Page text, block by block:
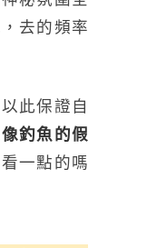
去的頻率
此保證自
像釣魚的假
一點的嗎